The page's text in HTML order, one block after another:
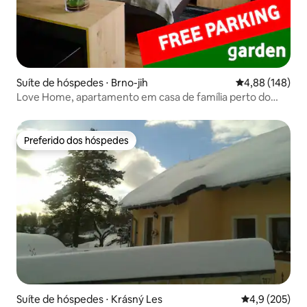
Suíte de hóspedes ⋅ Brno-jih 4,88 de uma
4,88 (148)
Love Home, apartamento em casa de família perto do
Preferido dos hóspedes
Preferido dos hóspedes
Suíte de hóspedes ⋅ Krásný Les 4,9 de uma
4,9 (205)